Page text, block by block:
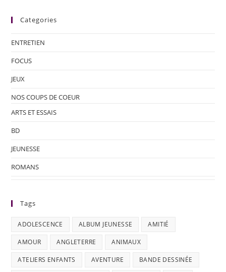
Categories
ENTRETIEN
FOCUS
JEUX
NOS COUPS DE COEUR
ARTS ET ESSAIS
BD
JEUNESSE
ROMANS
Tags
ADOLESCENCE ALBUM JEUNESSE AMITIÉ
AMOUR ANGLETERRE ANIMAUX
ATELIERS ENFANTS AVENTURE BANDE DESSINÉE